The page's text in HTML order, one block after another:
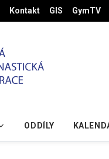
Kontakt GIS GymTV
ODDÍLY